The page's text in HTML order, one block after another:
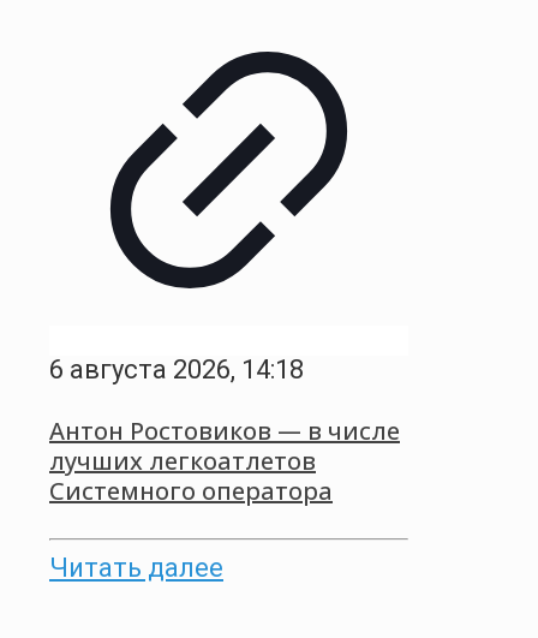
6 августа 2026, 14:18
Антон Ростовиков — в числе
лучших легкоатлетов
Системного оператора
Читать далее